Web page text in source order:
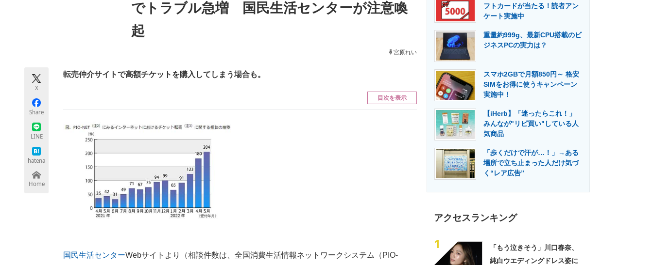
ITエンジニア向け専門サイト 企業向けIT製品の総合サイト IT製品の技術・比較・事例 製造業のIT導入・活用を支援
エネルギーの専門メディア 建設×テクノロジーの最前線
でトラブル急増 国民生活センターが注意喚
起
宮原れい
X
Share
LINE
hatena
Home
転売仲介サイトで高額チケットを購入してしまう場合も。
目次を表示
国民生活センターWebサイトより（相談件数は、全国消費生活情報ネットワークシステム（PIO-
フトカードが当たる！読者アン
ケート実施中
重量約999g、最新CPU搭載のビ
ジネスPCの実力は？
スマホ2GBで月額850円～ 格安
SIMをお得に使うキャンペーン
実施中！
【iHerb】「迷ったらこれ！」
みんなが"リピ買い"している人
気商品
「歩くだけで汗が…！」→ある
場所で立ち止まった人だけ気づ
く“レア広告”
アクセスランキング
1
「もう泣きそう」川口春奈、
純白ウエディングドレス姿に